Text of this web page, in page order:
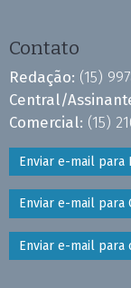
Contato
Redação: (15)
Central/
Comercial: (15)
Enviar e-mail para
Enviar e-mail para
Enviar e-mail para